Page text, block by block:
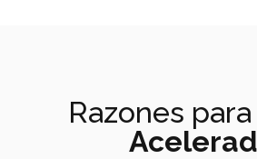
Razones